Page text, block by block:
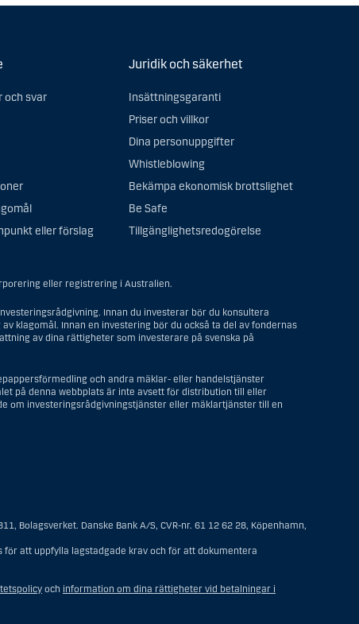
och svar
eller förslag
Juridik och säkerhet
Insättningsgaranti
Priser och villkor
Dina personuppgifter
Whistleblowing
Bekämpa ekonomisk brottslighet
Be Safe
Tillgänglighetsredogörelse
eller registrering i Australien.
Innan du investerar bör du konsultera
klagomål. Innan en investering bör du också ta del av fondernas
av dina rättigheter som investerare på svenska på
och andra mäklar- eller handelstjänster
på denna webbplats är inte avsett för distribution till eller
om investeringsrådgivningstjänster eller mäklartjänster till en
person med hemvist i USA är dödsboförvaltare eller
eller ett konto som inte är kopplat till diskretionär
förvaltning och som innehas av en amerikansk mäklare eller
eller bildats i syfte att kringgå amerikanska värdepapperslagar.
utanför USA vid den tidpunkt då hans eller hennes relation med
Bolagsverket. Danske Bank A/S, CVR-nr. 61 12 62 28, Köpenhamn,
för att uppfylla lagstadgade krav och för att dokumentera
och information om dina rättigheter vid betalningar i